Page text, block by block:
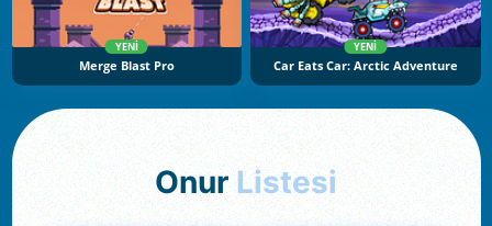
YENI
Merge Blast Pro
YENI
Car Eats Car: Arctic Adventure
Onur Listesi